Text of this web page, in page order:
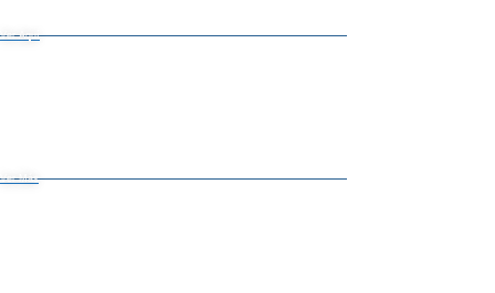
Ver Aquí
Ver Más